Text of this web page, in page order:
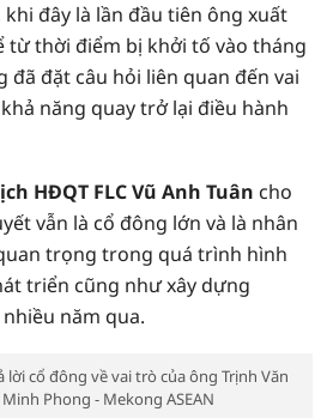
đây là lần đầu tiên ông xuất
từ thời điểm bị khởi tố vào tháng
đã đặt câu hỏi liên quan đến vai
năng quay trở lại điều hành
HĐQT FLC Vũ Anh Tuân cho
vẫn là cổ đông lớn và là nhân
trọng trong quá trình hình
triển cũng như xây dựng
năm qua.
lời cổ đông về vai trò của ông Trịnh Văn
Phong - Mekong ASEAN